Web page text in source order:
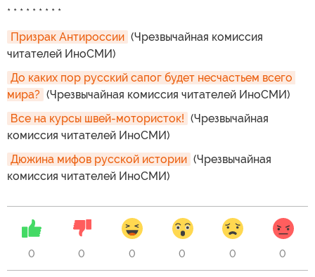
* * * * * * * * *
Призрак Антироссии (Чрезвычайная комиссия
читателей ИноСМИ)
До каких пор русский сапог будет несчастьем всего
мира? (Чрезвычайная комиссия читателей ИноСМИ)
Все на курсы швей-мотористок! (Чрезвычайная
комиссия читателей ИноСМИ)
Дюжина мифов русской истории (Чрезвычайная
комиссия читателей ИноСМИ)
0 0 0 0 0 0